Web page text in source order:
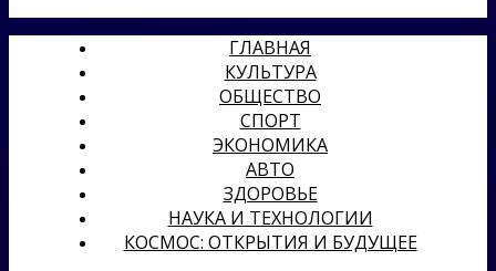
ГЛАВНАЯ
КУЛЬТУРА
ОБЩЕСТВО
СПОРТ
ЭКОНОМИКА
АВТО
ЗДОРОВЬЕ
НАУКА И ТЕХНОЛОГИИ
КОСМОС: ОТКРЫТИЯ И БУДУЩЕЕ